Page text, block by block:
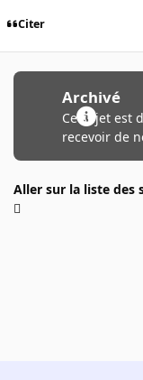
Citer
Archivé
Ce sujet est
recevoir de
Aller sur la liste des